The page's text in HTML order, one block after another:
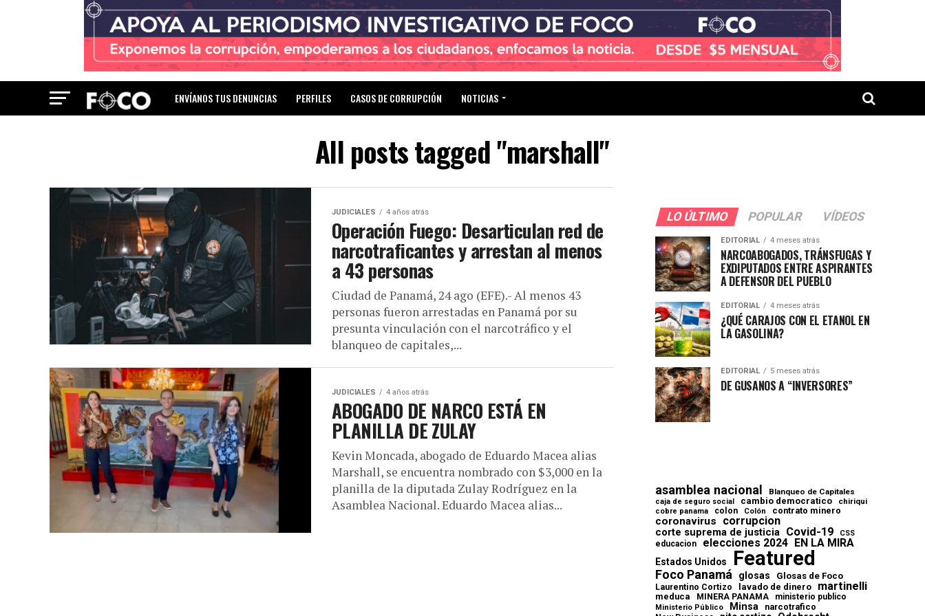
ENVÍANOS TUS DENUNCIAS PERFILES CASOS DE CORRUPCIÓN NOTICIAS
All posts tagged "marshall"
JUDICIALES 4 años atrás
Operación Fuego: Desarticulan red de
narcotraficantes y arrestan al menos
a 43 personas
Ciudad de Panamá, 24 ago (EFE).- Al menos 43
personas fueron arrestadas en Panamá por su
presunta vinculación con el narcotráfico y el
blanqueo de capitales,...
JUDICIALES 4 años atrás
ABOGADO DE NARCO ESTÁ EN
PLANILLA DE ZULAY
Kevin Moncada, abogado de Eduardo Macea alias
Marshall, se encuentra nombrado con $3,000 en la
planilla de la diputada Zulay Rodríguez en la
Asamblea Nacional. Eduardo Macea alias...
LO ÚLTIMO POPULAR VÍDEOS
EDITORIAL 4 meses atrás
NARCOABOGADOS, TRÁNSFUGAS Y
EXDIPUTADOS ENTRE ASPIRANTES
A DEFENSOR DEL PUEBLO
EDITORIAL 4 meses atrás
¿QUÉ CARAJOS CON EL ETANOL EN
LA GASOLINA?
EDITORIAL 5 meses atrás
DE GUSANOS A “INVERSORES”
asamblea nacional Blanqueo de Capitales
caja de seguro social cambio democratico chiriqui
cobre panama colon Colón contrato minero
coronavirus corrupcion
corte suprema de justicia Covid-19 CSS
educacion elecciones 2024 EN LA MIRA
Estados Unidos Featured
Foco Panamá glosas Glosas de Foco
Laurentino Cortizo lavado de dinero martinelli
meduca MINERA PANAMA ministerio publico
Ministerio Público Minsa
narcotrafico